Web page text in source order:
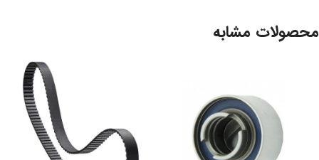
محصولات مشابه